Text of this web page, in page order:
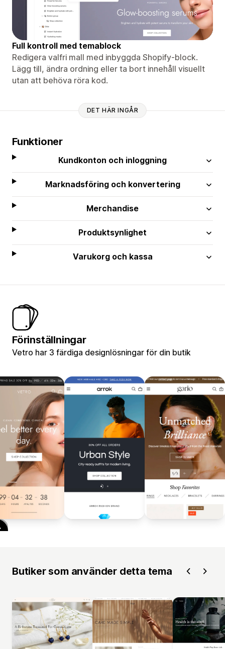
Full kontroll med temablock
Redigera valfri mall med inbyggda Shopify-block.
Lägg till, ändra ordning eller ta bort innehåll visuellt
utan att behöva röra kod.
DET HÄR INGÅR
Funktioner
Kundkonton och inloggning
Marknadsföring och konvertering
Merchandise
Produktsynlighet
Varukorg och kassa
Förinställningar
Vetro har 3 färdiga designlösningar för din butik
Butiker som använder detta tema